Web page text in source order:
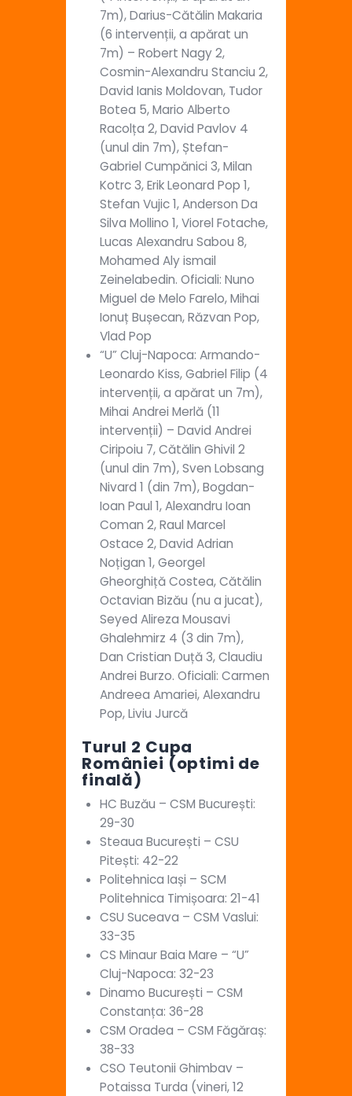
7m), Darius-Cătălin Makaria
(6 intervenții, a apărat un
7m) – Robert Nagy 2,
Cosmin-Alexandru Stanciu 2,
David Ianis Moldovan, Tudor
Botea 5, Mario Alberto
Racolța 2, David Pavlov 4
(unul din 7m), Ștefan-
Gabriel Cumpănici 3, Milan
Kotrc 3, Erik Leonard Pop 1,
Stefan Vujic 1, Anderson Da
Silva Mollino 1, Viorel Fotache,
Lucas Alexandru Sabou 8,
Mohamed Aly ismail
Zeinelabedin. Oficiali: Nuno
Miguel de Melo Farelo, Mihai
Ionuț Bușecan, Răzvan Pop,
Vlad Pop
“U” Cluj-Napoca: Armando-
Leonardo Kiss, Gabriel Filip (4
intervenții, a apărat un 7m),
Mihai Andrei Merlă (11
intervenții) – David Andrei
Ciripoiu 7, Cătălin Ghivil 2
(unul din 7m), Sven Lobsang
Nivard 1 (din 7m), Bogdan-
Ioan Paul 1, Alexandru Ioan
Coman 2, Raul Marcel
Ostace 2, David Adrian
Noțigan 1, Georgel
Gheorghiță Costea, Cătălin
Octavian Bizău (nu a jucat),
Seyed Alireza Mousavi
Ghalehmirz 4 (3 din 7m),
Dan Cristian Duță 3, Claudiu
Andrei Burzo. Oficiali: Carmen
Andreea Amariei, Alexandru
Pop, Liviu Jurcă
Turul 2 Cupa
României (optimi de
finală)
HC Buzău – CSM București:
29-30
Steaua București – CSU
Pitești: 42-22
Politehnica Iași – SCM
Politehnica Timișoara: 21-41
CSU Suceava – CSM Vaslui:
33-35
CS Minaur Baia Mare – “U”
Cluj-Napoca: 32-23
Dinamo București – CSM
Constanța: 36-28
CSM Oradea – CSM Făgăraș:
38-33
CSO Teutonii Ghimbav –
Potaissa Turda (vineri, 12